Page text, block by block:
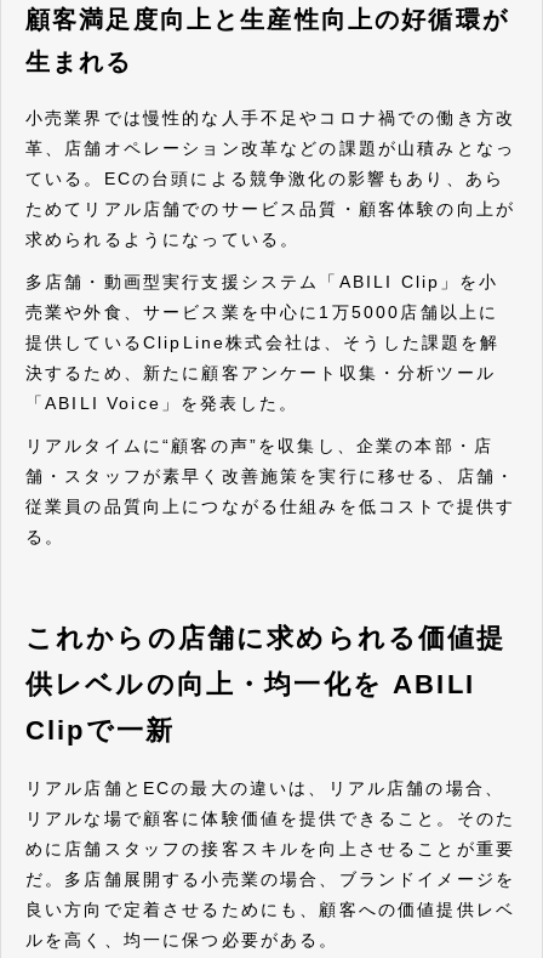
顧客満足度向上と生産性向上の好循環が
生まれる
小売業界では慢性的な人手不足やコロナ禍での働き方改
革、店舗オペレーション改革などの課題が山積みとなっ
ている。ECの台頭による競争激化の影響もあり、あら
ためてリアル店舗でのサービス品質・顧客体験の向上が
求められるようになっている。
多店舗・動画型実行支援システム「ABILI Clip」を小
売業や外食、サービス業を中心に1万5000店舗以上に
提供しているClipLine株式会社は、そうした課題を解
決するため、新たに顧客アンケート収集・分析ツール
「ABILI Voice」を発表した。
リアルタイムに“顧客の声”を収集し、企業の本部・店
舗・スタッフが素早く改善施策を実行に移せる、店舗・
従業員の品質向上につながる仕組みを低コストで提供す
る。
これからの店舗に求められる価値提
供レベルの向上・均一化を ABILI
Clipで一新
リアル店舗とECの最大の違いは、リアル店舗の場合、
リアルな場で顧客に体験価値を提供できること。そのた
めに店舗スタッフの接客スキルを向上させることが重要
だ。多店舗展開する小売業の場合、ブランドイメージを
良い方向で定着させるためにも、顧客への価値提供レベ
ルを高く、均一に保つ必要がある。